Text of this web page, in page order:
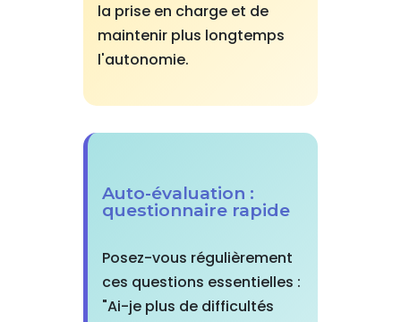
la prise en charge et de
maintenir plus longtemps
l'autonomie.
Auto-évaluation :
questionnaire rapide
Posez-vous régulièrement
ces questions essentielles :
"Ai-je plus de difficultés